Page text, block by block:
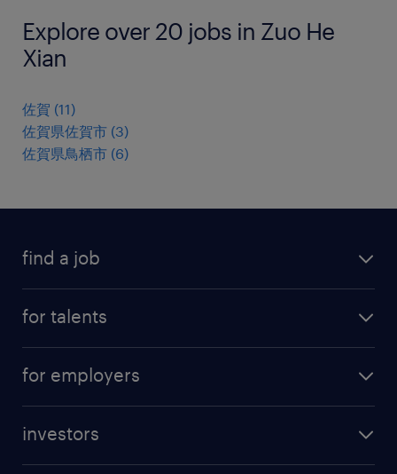
Explore over 20 jobs in Zuo He
Xian
佐賀 (11)
佐賀県佐賀市 (3)
佐賀県鳥栖市 (6)
find a job
for talents
professional career
for employers
investors